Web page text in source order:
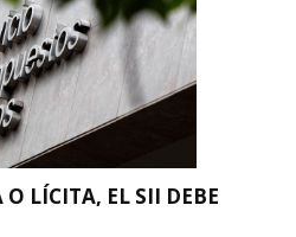
LÍCITA, EL SII DEBE